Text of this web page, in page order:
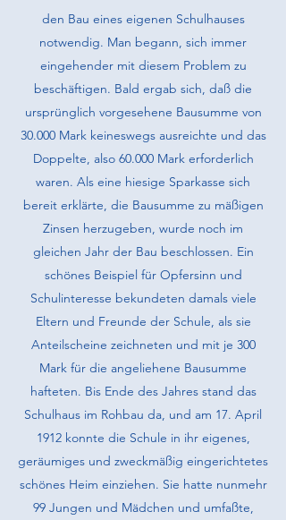
den Bau eines eigenen Schulhauses
notwendig. Man begann, sich immer
eingehender mit diesem Problem zu
beschäftigen. Bald ergab sich, daß die
ursprünglich vorgesehene Bausumme von
30.000 Mark keineswegs aus­reichte und das
Doppelte, also 60.000 Mark erforderlich
waren. Als eine hiesige Sparkasse sich
bereit erklärte, die Bausumme zu mäßigen
Zinsen herzu­geben, wurde noch im
gleichen Jahr der Bau beschlossen. Ein
schönes Beispiel für Opfersinn und
Schulinteresse bekundeten damals viele
Eltern und Freunde der Schule, als sie
Anteilscheine zeichneten und mit je 300
Mark für die angeliehene Bausumme
hafteten. Bis Ende des Jahres stand das
Schulhaus im Rohbau da, und am 17. April
1912 konnte die Schule in ihr eigenes,
geräumiges und zweckmäßig eingerichtetes
schönes Heim ein­ziehen. Sie hatte nunmehr
99 Jungen und Mädchen und umfaßte,